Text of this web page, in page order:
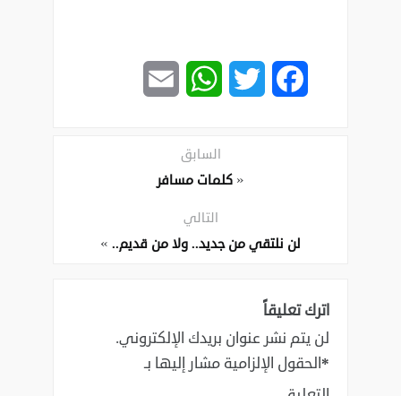
Facebook
Twitter
WhatsApp
السابق
« كلمات مسافر
التالي
لن نلتقي من جديد.. ولا من قديم.. »
اترك تعليقاً
لن يتم نشر عنوان بريدك الإلكتروني.
الحقول الإلزامية مشار إليها بـ*